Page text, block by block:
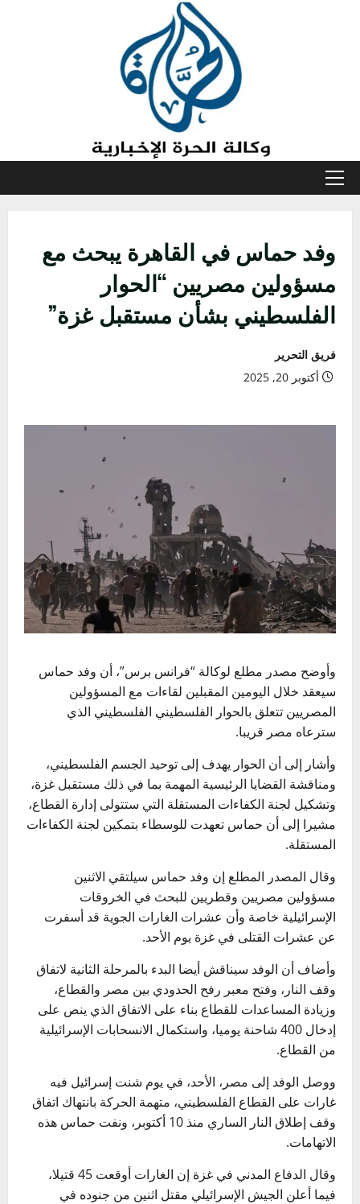
القائمة
وفد حماس في القاهرة يبحث مع
مسؤولين مصريين “الحوار
الفلسطيني بشأن مستقبل غزة”
فريق التحرير
أكتوبر 20, 2025
وأوضح مصدر مطلع لوكالة “فرانس برس”، أن وفد حماس
سيعقد خلال اليومين المقبلين لقاءات مع المسؤولين
المصريين تتعلق بالحوار الفلسطيني الفلسطيني الذي
سترعاه مصر قريبا.
وأشار إلى أن الحوار يهدف إلى توحيد الجسم الفلسطيني،
ومناقشة القضايا الرئيسية المهمة بما في ذلك مستقبل غزة،
وتشكيل لجنة الكفاءات المستقلة التي ستتولى إدارة القطاع،
مشيرا إلى أن حماس تعهدت للوسطاء بتمكين لجنة الكفاءات
المستقلة.
وقال المصدر المطلع إن وفد حماس سيلتقي الاثنين
مسؤولين مصريين وقطريين للبحث في الخروقات
الإسرائيلية خاصة وأن عشرات الغارات الجوية قد أسفرت
عن عشرات القتلى في غزة يوم الأحد.
وأضاف أن الوفد سيناقش أيضا البدء بالمرحلة الثانية لاتفاق
وقف النار، وفتح معبر رفح الحدودي بين مصر والقطاع،
وزيادة المساعدات للقطاع بناء على الاتفاق الذي ينص على
إدخال 400 شاحنة يوميا، واستكمال الانسحابات الإسرائيلية
من القطاع.
ووصل الوفد إلى مصر، الأحد، في يوم شنت إسرائيل فيه
غارات على القطاع الفلسطيني، متهمة الحركة بانتهاك اتفاق
وقف إطلاق النار الساري منذ 10 أكتوبر، ونفت حماس هذه
الاتهامات.
وقال الدفاع المدني في غزة إن الغارات أوقعت 45 قتيلا،
فيما أعلن الجيش الإسرائيلي مقتل اثنين من جنوده في